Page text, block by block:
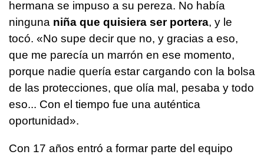
hermana se impuso a su pereza. No había
ninguna niña que quisiera ser portera, y le
tocó. «No supe decir que no, y gracias a eso,
que me parecía un marrón en ese momento,
porque nadie quería estar cargando con la bolsa
de las protecciones, que olía mal, pesaba y todo
eso... Con el tiempo fue una auténtica
oportunidad».
Con 17 años entró a formar parte del equipo